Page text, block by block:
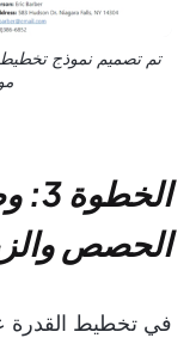
الخطوة 3:
الحصص
في تخطيط القدرة